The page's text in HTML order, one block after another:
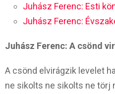
Juhász Ferenc: Esti
Juhász Ferenc:
Juhász Ferenc: A csönd
A csönd elvirágzik levelet
ne sikolts ne sikolts ne törj